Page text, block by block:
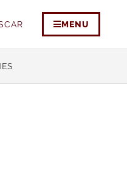
MENU